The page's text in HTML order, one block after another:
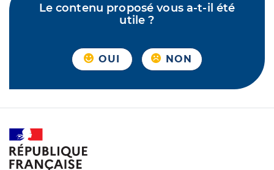
Le contenu proposé vous a-t-il été
utile ?
OUI NON